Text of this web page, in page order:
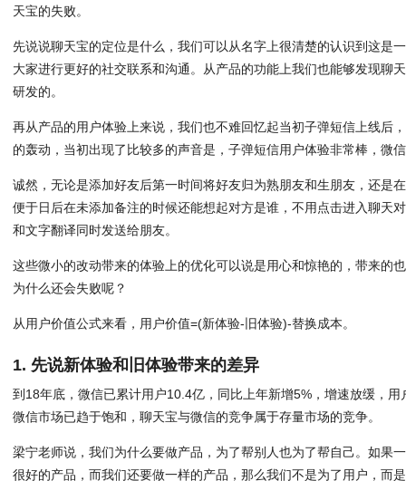
天宝的失败。
先说说聊天宝的定位是什么，我们可以从名字上很清楚的认识到这是
大家进行更好的社交联系和沟通。从产品的功能上我们也能够发现聊
研发的。
再从产品的用户体验上来说，我们也不难回忆起当初子弹短信上线后
的轰动，当初出现了比较多的声音是，子弹短信用户体验非常棒，微
诚然，无论是添加好友后第一时间将好友归为熟朋友和生朋友，还是
便于日后在未添加备注的时候还能想起对方是谁，不用点击进入聊天
和文字翻译同时发送给朋友。
这些微小的改动带来的体验上的优化可以说是用心和惊艳的，带来的
为什么还会失败呢？
从用户价值公式来看，用户价值=(新体验-旧体验)-替换成本。
1. 先说新体验和旧体验带来的差异
到18年底，微信已累计用户10.4亿，同比上年新增5%，增速放缓，
微信市场已趋于饱和，聊天宝与微信的竞争属于存量市场的竞争。
梁宁老师说，我们为什么要做产品，为了帮别人也为了帮自己。如果
很好的产品，而我们还要做一样的产品，那么我们不是为了用户，而